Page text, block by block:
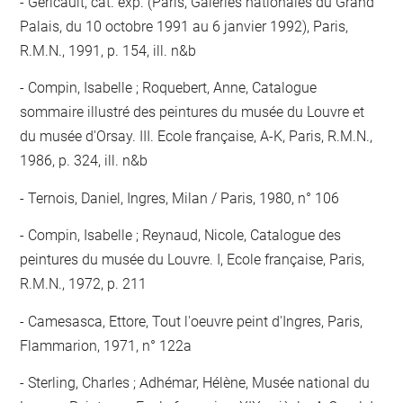
Palais, du 10 octobre 1991 au 6 janvier 1992), Paris,
R.M.N., 1991, p. 154, ill. n&b
Compin, Isabelle ; Roquebert, Anne, Catalogue
sommaire illustré des peintures du musée du Louvre et
du musée d'Orsay. III. Ecole française, A-K, Paris, R.M.N.,
1986, p. 324, ill. n&b
Ternois, Daniel, Ingres, Milan / Paris, 1980, n° 106
Compin, Isabelle ; Reynaud, Nicole, Catalogue des
peintures du musée du Louvre. I, Ecole française, Paris,
R.M.N., 1972, p. 211
Camesasca, Ettore, Tout l'oeuvre peint d'Ingres, Paris,
Flammarion, 1971, n° 122a
Sterling, Charles ; Adhémar, Hélène, Musée national du